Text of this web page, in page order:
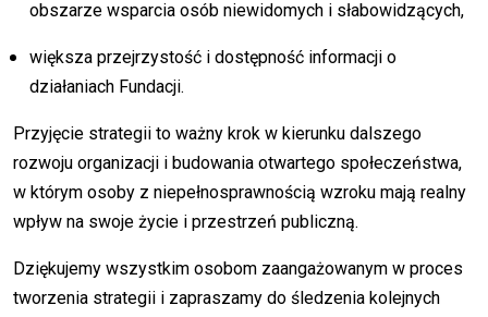
obszarze wsparcia osób niewidomych i słabowidzących,
większa przejrzystość i dostępność informacji o
działaniach Fundacji.
Przyjęcie strategii to ważny krok w kierunku dalszego
rozwoju organizacji i budowania otwartego społeczeństwa,
w którym osoby z niepełnosprawnością wzroku mają realny
wpływ na swoje życie i przestrzeń publiczną.
Dziękujemy wszystkim osobom zaangażowanym w proces
tworzenia strategii i zapraszamy do śledzenia kolejnych